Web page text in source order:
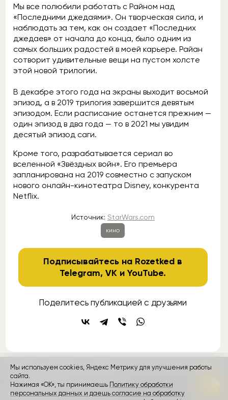
Мы все полюбили работать с Райном над
«Последними джедаями». Он творческая сила, и
наблюдать за тем, как он создает «Последних
джедаев» от начала до конца, было одним из
самых больших радостей в моей карьере. Райан
сотворит удивительные вещи на пустом холсте
этой новой трилогии.
В декабре этого года на экраны выходит восьмой
эпизод, а в 2019 трилогия завершится девятым
эпизодом. Если расписание останется прежним —
один эпизод в два года — то в 2021 мы увидим
десятый эпизод саги.
Кроме того, разрабатывается сериал во
вселенной «Звёздных войн». Его премьера
запланирована на 2019 совместно с запуском
нового онлайн-кинотеатра Disney, конкурента
Netflix.
Источник: StarWars.com
кино
Подписывайтесь на Rozetked в
Telegram,VK иYouTube.
Поделитесь публикацией с друзьями
контакты
Rozetked © 2026
Мы используем cookies, Яндекс Метрику для улучшения работы
сайта.
Нажимая «ОК», ты принимаешь Политику обработки
персональных данных и даешь согласие на обработку